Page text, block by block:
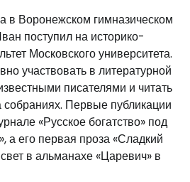
в Воронежском гимназическом
поступил на историко-
Московского университета.
участвовать в литературной
писателями и читать
Первые публикации
«Русское богатство» под
а его первая проза «Сладкий
в альманахе «Царевич» в